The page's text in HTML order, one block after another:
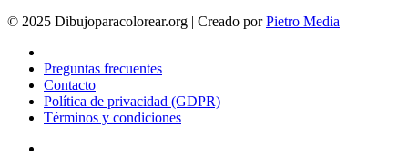
© 2025 Dibujoparacolorear.org | Creado porPietro Media
Preguntas frecuentes
Contacto
Política de privacidad (GDPR)
Términos y condiciones